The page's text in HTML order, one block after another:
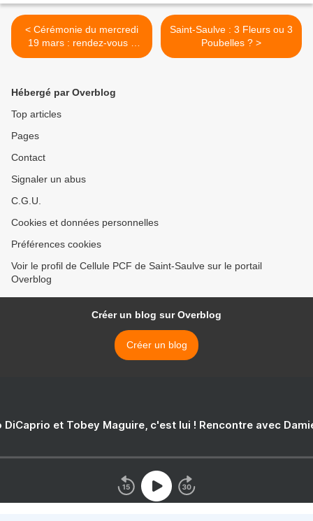
< Cérémonie du mercredi
19 mars : rendez-vous à
18h, face à l'église
Saint-Saulve : 3 Fleurs ou 3
Poubelles ? >
Hébergé par Overblog
Top articles
Pages
Contact
Signaler un abus
C.G.U.
Cookies et données personnelles
Préférences cookies
Voir le profil de Cellule PCF de Saint-Saulve sur le portail
Overblog
Créer un blog sur Overblog
Créer un blog
DiCaprio et Tobey Maguire, c'est lui ! Rencontre avec